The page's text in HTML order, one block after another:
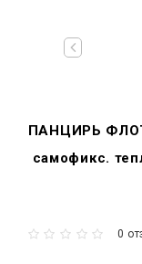
ПАНЦИРЬ
самофикс.
0